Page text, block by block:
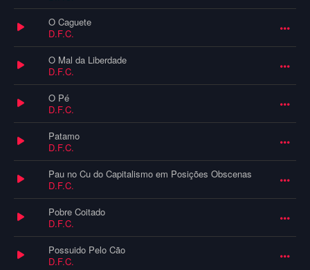
O Caguete
D.F.C.
O Mal da Liberdade
D.F.C.
O Pé
D.F.C.
Patamo
D.F.C.
Pau no Cu do Capitalismo em Posições Obscenas
D.F.C.
Pobre Coitado
D.F.C.
Possuido Pelo Cão
D.F.C.